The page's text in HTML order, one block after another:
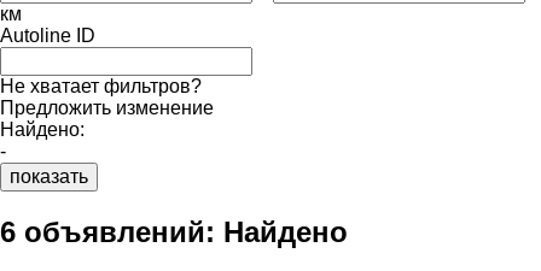
км
Autoline ID
Не хватает фильтров?
Предложить изменение
Найдено:
-
показать
6 объявлений: Найдено